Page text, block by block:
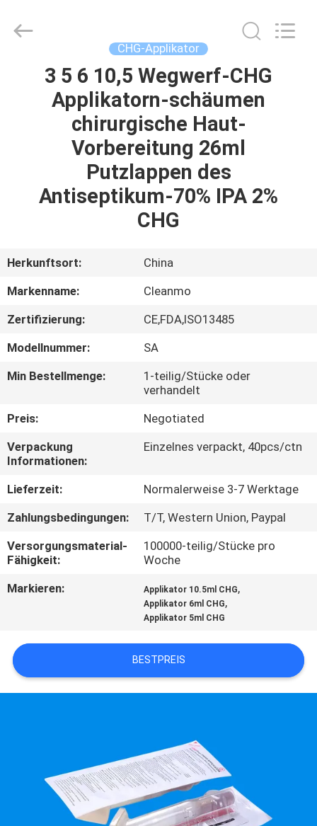
HAUS
PRODUKTE
AUSFLUG
TRETEN
SIE
UNS
IN
VERBINDUNG
NACHRICHTEN
FORDERN
SIE
SITEMAP
CHG-Applikator
3 5 6 10,5 Wegwerf-CHG
Applikatorn-schäumen
chirurgische Haut-
Vorbereitung 26ml
Putzlappen des
Antiseptikum-70% IPA 2%
CHG
Herkunftsort:
China
Markenname:
Cleanmo
Zertifizierung:
CE,FDA,ISO13485
Modellnummer:
SA
Min Bestellmenge:
1-teilig/Stücke oder
verhandelt
Preis:
Negotiated
Verpackung
Informationen:
Einzelnes verpackt, 40pcs/ctn
Lieferzeit:
Normalerweise 3-7 Werktage
Zahlungsbedingungen:
T/T, Western Union, Paypal
Versorgungsmaterial-
Fähigkeit:
100000-teilig/Stücke pro
Woche
Markieren:
Applikator 10.5ml CHG,
Applikator 6ml CHG,
Applikator 5ml CHG
BESTPREIS